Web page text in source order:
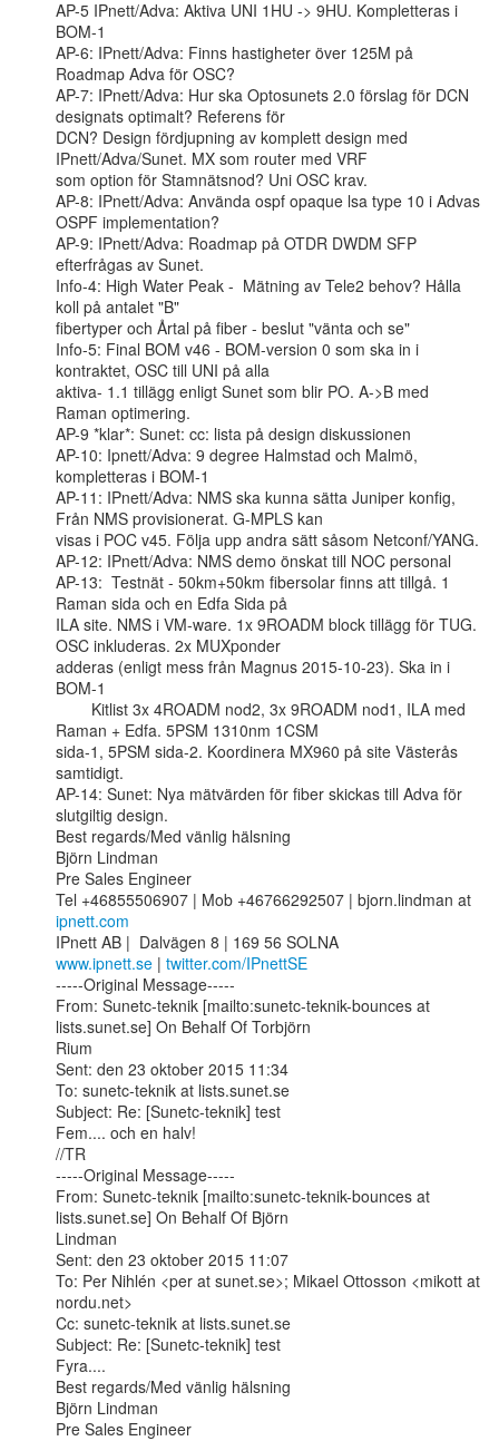
AP-5 IPnett/Adva: Aktiva UNI 1HU -> 9HU. Kompletteras i
BOM-1
AP-6: IPnett/Adva: Finns hastigheter över 125M på
Roadmap Adva för OSC?
AP-7: IPnett/Adva: Hur ska Optosunets 2.0 förslag för DCN
designats optimalt? Referens för
DCN? Design fördjupning av komplett design med
IPnett/Adva/Sunet. MX som router med VRF
som option för Stamnätsnod? Uni OSC krav.
AP-8: IPnett/Adva: Använda ospf opaque lsa type 10 i Advas
OSPF implementation?
AP-9: IPnett/Adva: Roadmap på OTDR DWDM SFP
efterfrågas av Sunet.
Info-4: High Water Peak -  Mätning av Tele2 behov? Hålla
koll på antalet "B"
fibertyper och Årtal på fiber - beslut "vänta och se"
Info-5: Final BOM v46 - BOM-version 0 som ska in i
kontraktet, OSC till UNI på alla
aktiva- 1.1 tillägg enligt Sunet som blir PO. A->B med
Raman optimering.
AP-9 *klar*: Sunet: cc: lista på design diskussionen
AP-10: Ipnett/Adva: 9 degree Halmstad och Malmö,
kompletteras i BOM-1
AP-11: IPnett/Adva: NMS ska kunna sätta Juniper konfig,
Från NMS provisionerat. G-MPLS kan
visas i POC v45. Följa upp andra sätt såsom Netconf/YANG.
AP-12: IPnett/Adva: NMS demo önskat till NOC personal
AP-13:  Testnät - 50km+50km fibersolar finns att tillgå. 1
Raman sida och en Edfa Sida på
ILA site. NMS i VM-ware. 1x 9ROADM block tillägg för TUG.
OSC inkluderas. 2x MUXponder
adderas (enligt mess från Magnus 2015-10-23). Ska in i
BOM-1
Raman + Edfa. 5PSM 1310nm 1CSM
sida-1, 5PSM sida-2. Koordinera MX960 på site Västerås
samtidigt.
AP-14: Sunet: Nya mätvärden för fiber skickas till Adva för
slutgiltig design.
Best regards/Med vänlig hälsning
Björn Lindman
Pre Sales Engineer
ipnett.com
www.ipnett.se | twitter.com/IPnettSE
-----Original Message-----
From: Sunetc-teknik [mailto:sunetc-teknik-bounces at
lists.sunet.se] On Behalf Of Torbjörn
Rium
Sent: den 23 oktober 2015 11:34
To: sunetc-teknik at lists.sunet.se
Subject: Re: [Sunetc-teknik] test
Fem.... och en halv!
//TR
-----Original Message-----
From: Sunetc-teknik [mailto:sunetc-teknik-bounces at
lists.sunet.se] On Behalf Of Björn
Lindman
Sent: den 23 oktober 2015 11:07
To: Per Nihlén <per at sunet.se>; Mikael Ottosson <mikott at
nordu.net>
Cc: sunetc-teknik at lists.sunet.se
Subject: Re: [Sunetc-teknik] test
Fyra....
Best regards/Med vänlig hälsning
Björn Lindman
Pre Sales Engineer